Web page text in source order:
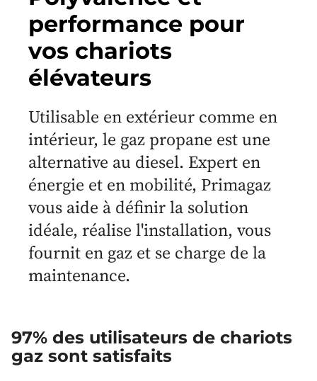
performance pour
vos chariots
élévateurs
Utilisable en extérieur comme en
intérieur, le gaz propane est une
alternative au diesel. Expert en
énergie et en mobilité, Primagaz
vous aide à définir la solution
idéale, réalise l'installation, vous
fournit en gaz et se charge de la
maintenance.
97% des utilisateurs de chariots
gaz sont satisfaits